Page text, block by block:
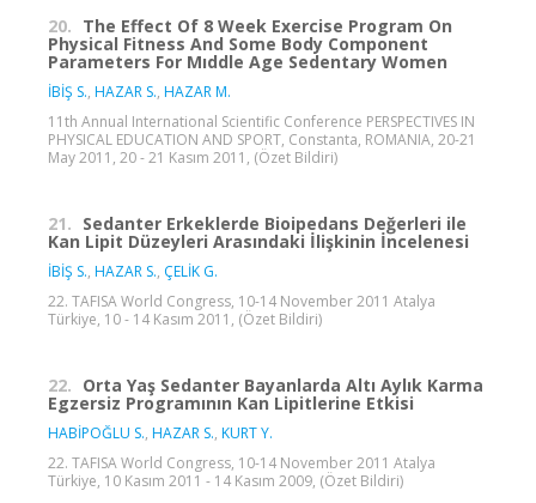
20. The Effect Of 8 Week Exercise Program On
Physical Fitness And Some Body Component
Parameters For Mıddle Age Sedentary Women
İBİŞ S., HAZAR S., HAZAR M.
11th Annual International Scientific Conference PERSPECTIVES IN
PHYSICAL EDUCATION AND SPORT, Constanta, ROMANIA, 20-21
May 2011, 20 - 21 Kasım 2011, (Özet Bildiri)
21. Sedanter Erkeklerde Bioipedans Değerleri ile
Kan Lipit Düzeyleri Arasındaki İlişkinin İncelenesi
İBİŞ S., HAZAR S., ÇELİK G.
22. TAFISA World Congress, 10-14 November 2011 Atalya
Türkiye, 10 - 14 Kasım 2011, (Özet Bildiri)
22. Orta Yaş Sedanter Bayanlarda Altı Aylık Karma
Egzersiz Programının Kan Lipitlerine Etkisi
HABİPOĞLU S., HAZAR S., KURT Y.
22. TAFISA World Congress, 10-14 November 2011 Atalya
Türkiye, 10 Kasım 2011 - 14 Kasım 2009, (Özet Bildiri)